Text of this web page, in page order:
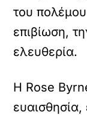
του
επιβίωση,
ελευθερία.
Η Rose